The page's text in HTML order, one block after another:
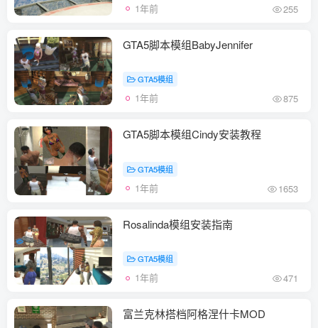
1年前 255
GTA5脚本模组BabyJennifer
GTA5模组
1年前 875
GTA5脚本模组Cindy安装教程
GTA5模组
1年前 1653
Rosalinda模组安装指南
GTA5模组
1年前 471
富兰克林搭档阿格涅什卡MOD